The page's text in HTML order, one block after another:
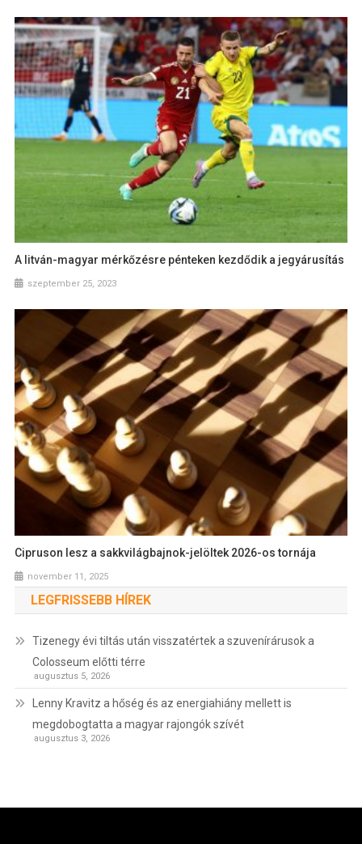
A litván-magyar mérkőzésre pénteken kezdődik a jegyárusítás
szeptember 25, 2023
Cipruson lesz a sakkvilágbajnok-jelöltek 2026-os tornája
november 11, 2025
LEGFRISSEBB HÍREK
Tizenegy évi tiltás után visszatértek a szuvenírárusok a
Colosseum előtti térre
augusztus 5, 2026
Lenny Kravitz a hőség és az energiahiány mellett is
megdobogtatta a magyar rajongók szívét
augusztus 3, 2026